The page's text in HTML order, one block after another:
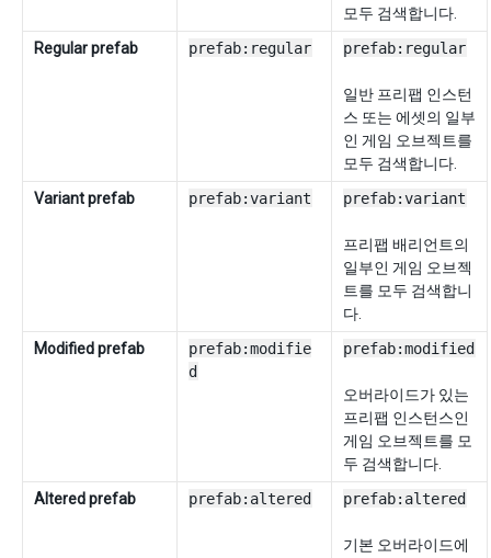
모두 검색합니다.
Regular prefab
prefab:regular prefab:regular
일반 프리팹 인스턴
스 또는 에셋의 일부
인 게임 오브젝트를
모두 검색합니다.
Variant prefab
prefab:variant prefab:variant
프리팹 배리언트의
일부인 게임 오브젝
트를 모두 검색합니
다.
Modified prefab
prefab:modifie
d
prefab:modified
오버라이드가 있는
프리팹 인스턴스인
게임 오브젝트를 모
두 검색합니다.
Altered prefab
prefab:altered prefab:altered
기본 오버라이드에